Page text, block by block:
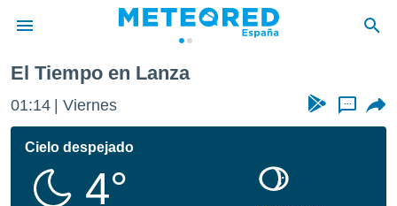
de
por
se
El Tiempo en Lanza
01:14 Viernes ...
Cielo despejado
4°